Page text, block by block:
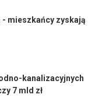
- mieszkańcy zyskają
kanalizacyjnych
7 mld zł